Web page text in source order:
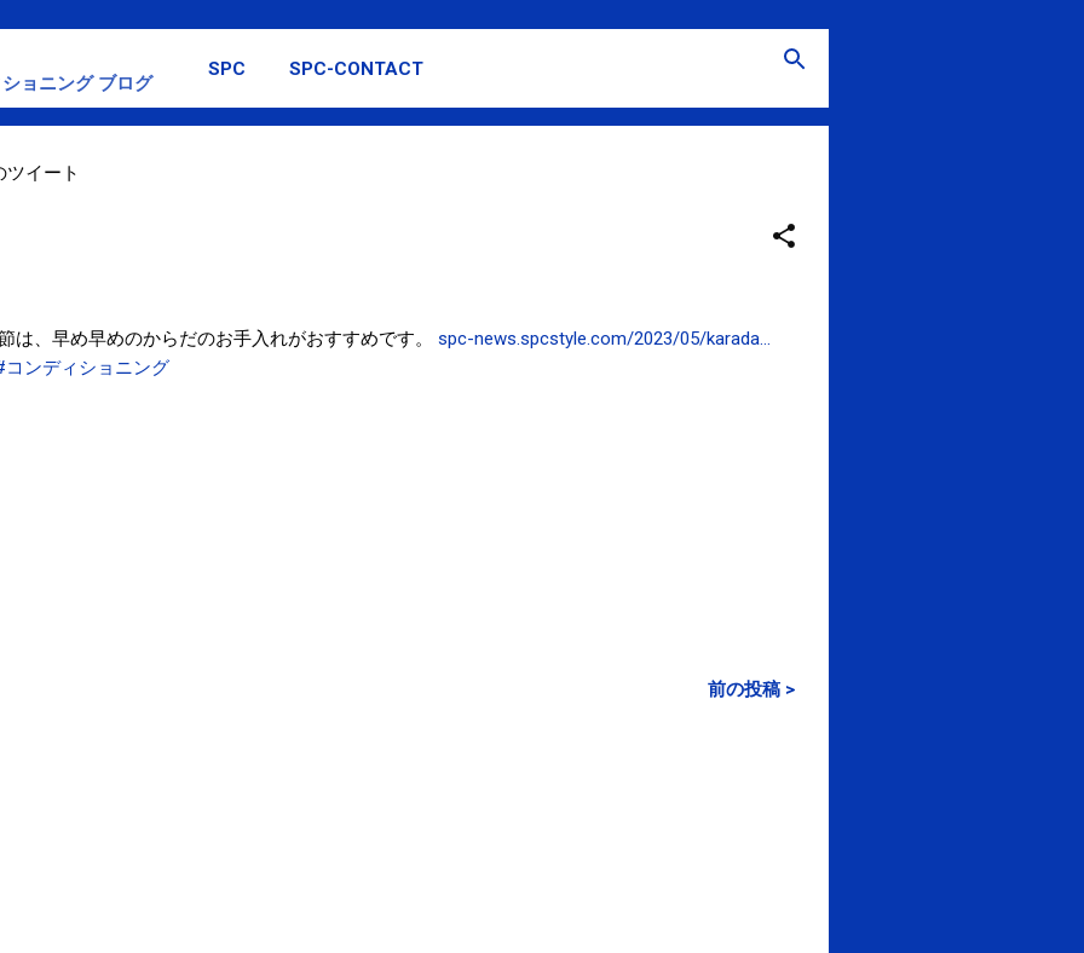
スキップしてメイン コンテンツに移動
ョニング ブログ
SPC SPC-CONTACT
ツイート
は、早め早めのからだのお手入れがおすすめです。 spc-news.spcstyle.com/2023/05/karada…
コンディショニング
前の投稿 >